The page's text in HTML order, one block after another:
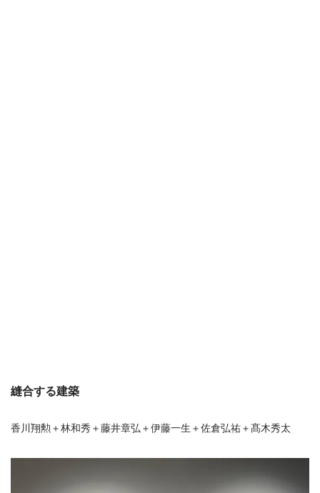
縫合する建築
香川翔勲＋林和秀＋藤井章弘＋伊藤一生＋佐倉弘祐＋髙木秀太